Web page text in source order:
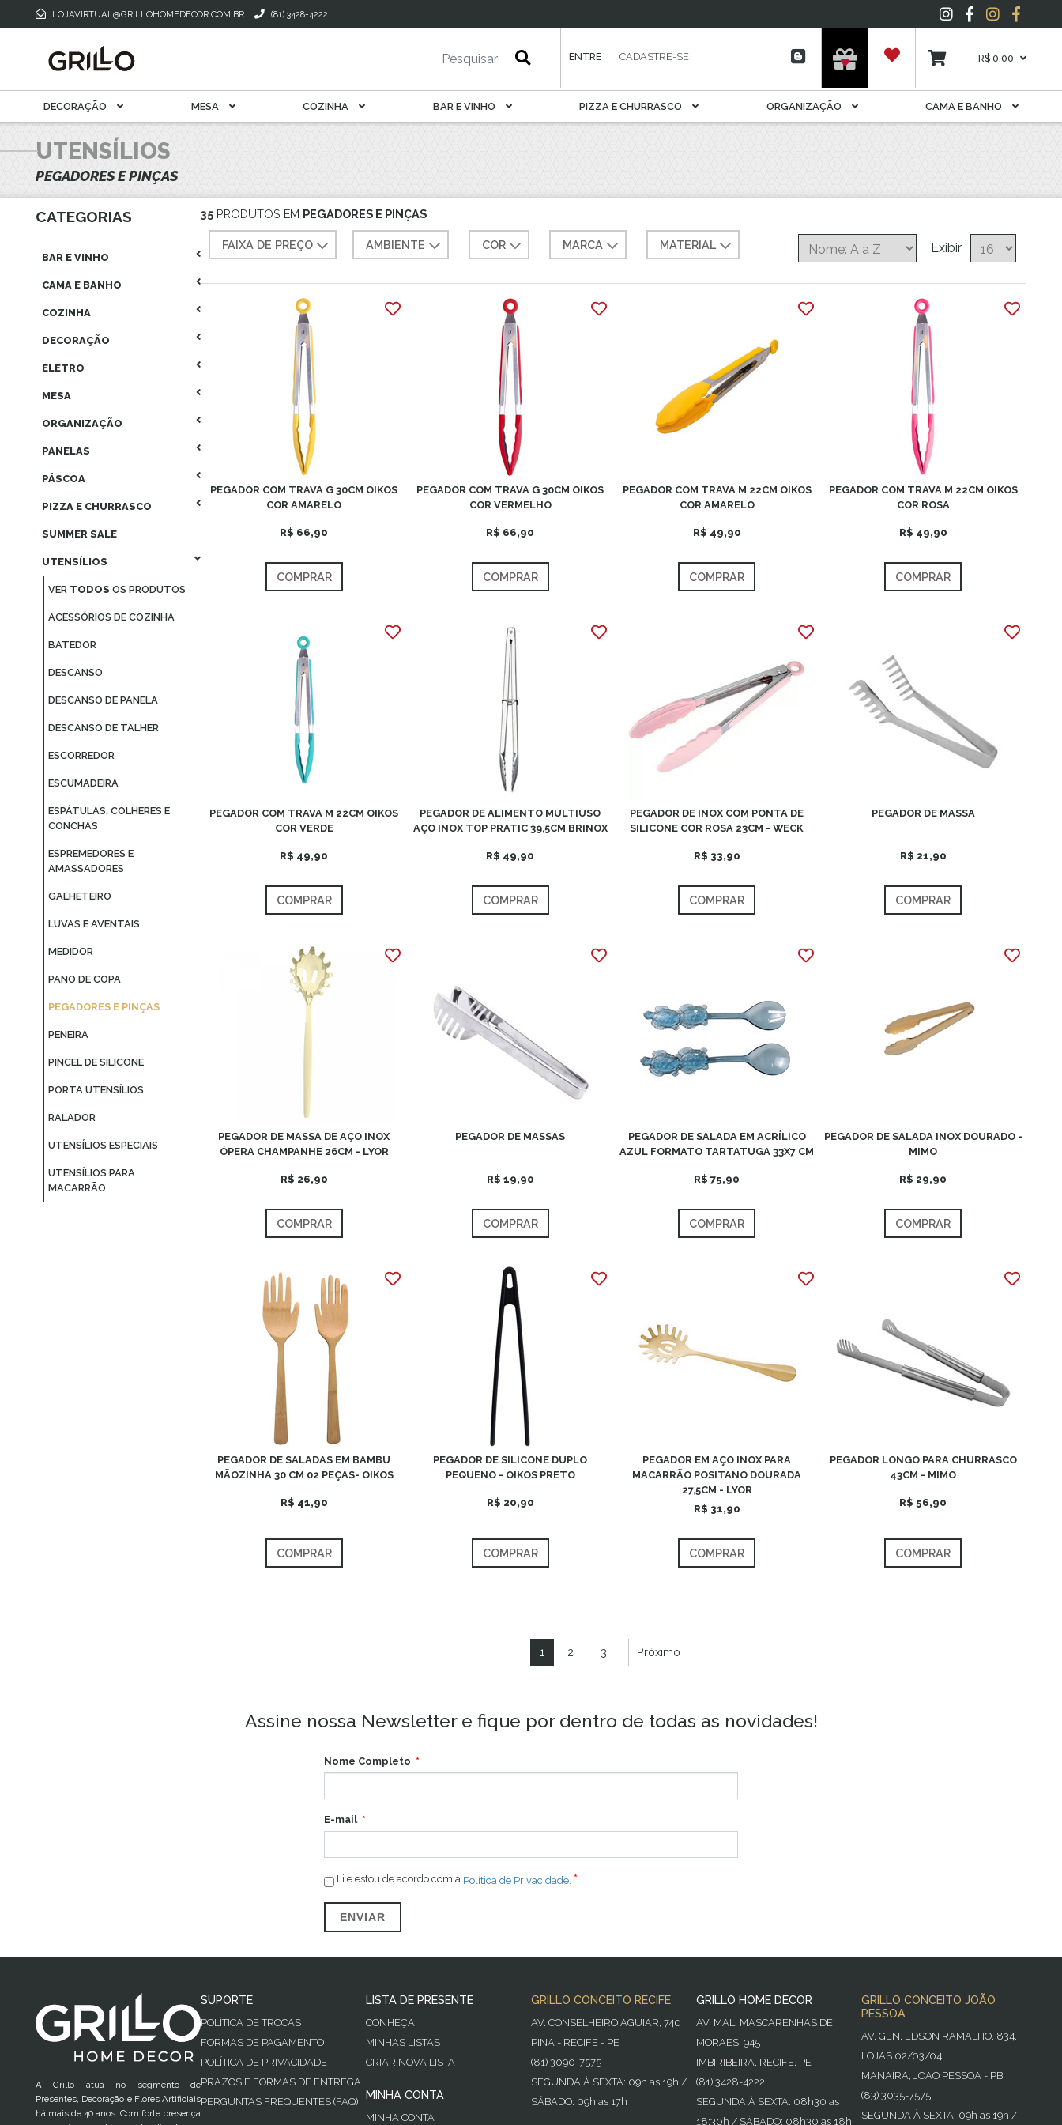
LOJAVIRTUAL@GRILLOHOMEDECOR.COM.BR (81) 3428-4222
R$ 0,00
ENTRE CADASTRE-SE
DECORAÇÃO MESA COZINHA BAR E VINHO PIZZA E CHURRASCO ORGANIZAÇÃO CAMA E BANHO
Garrafas E Licoreiras
Móveis Decorativos
Pelúcia
Suporte Para Rolhas E
Cápsulas
Tapete
Mantegueira E Meleira
Xícara Para Chá
Porta Pão E Torrada
Rechaud
Sopeira
UTENSÍLIOS
PEGADORES E PINÇAS
CATEGORIAS
BAR E VINHO
CAMA E BANHO
COZINHA
DECORAÇÃO
ELETRO
MESA
ORGANIZAÇÃO
PANELAS
PÁSCOA
PIZZA E CHURRASCO
SUMMER SALE
UTENSÍLIOS
VER TODOS OS PRODUTOS
ACESSÓRIOS DE COZINHA
BATEDOR
DESCANSO
DESCANSO DE PANELA
DESCANSO DE TALHER
ESCORREDOR
ESCUMADEIRA
ESPÁTULAS, COLHERES E
CONCHAS
ESPREMEDORES E
AMASSADORES
GALHETEIRO
LUVAS E AVENTAIS
MEDIDOR
PANO DE COPA
PEGADORES E PINÇAS
PENEIRA
PINCEL DE SILICONE
PORTA UTENSÍLIOS
RALADOR
UTENSÍLIOS ESPECIAIS
UTENSÍLIOS PARA
MACARRÃO
35 PRODUTOS EM PEGADORES E PINÇAS
FAIXA DE PREÇO AMBIENTE COR MARCA MATERIAL Exibir
PEGADOR COM TRAVA G 30CM OIKOS
COR AMARELO
R$ 66,90
COMPRAR
PEGADOR COM TRAVA G 30CM OIKOS
COR VERMELHO
R$ 66,90
COMPRAR
PEGADOR COM TRAVA M 22CM OIKOS
COR AMARELO
R$ 49,90
COMPRAR
PEGADOR COM TRAVA M 22CM OIKOS
COR ROSA
R$ 49,90
COMPRAR
PEGADOR COM TRAVA M 22CM OIKOS
COR VERDE
R$ 49,90
COMPRAR
PEGADOR DE ALIMENTO MULTIUSO
AÇO INOX TOP PRATIC 39,5CM BRINOX
R$ 49,90
COMPRAR
PEGADOR DE INOX COM PONTA DE
SILICONE COR ROSA 23CM - WECK
R$ 33,90
COMPRAR
PEGADOR DE MASSA
R$ 21,90
COMPRAR
PEGADOR DE MASSA DE AÇO INOX
ÓPERA CHAMPANHE 26CM - LYOR
R$ 26,90
COMPRAR
PEGADOR DE MASSAS
R$ 19,90
COMPRAR
PEGADOR DE SALADA EM ACRÍLICO
AZUL FORMATO TARTATUGA 33X7 CM
R$ 75,90
COMPRAR
PEGADOR DE SALADA INOX DOURADO -
MIMO
R$ 29,90
COMPRAR
PEGADOR DE SALADAS EM BAMBU
MÃOZINHA 30 CM 02 PEÇAS- OIKOS
R$ 41,90
COMPRAR
PEGADOR DE SILICONE DUPLO
PEQUENO - OIKOS PRETO
R$ 20,90
COMPRAR
PEGADOR EM AÇO INOX PARA
MACARRÃO POSITANO DOURADA
27,5CM - LYOR
R$ 31,90
COMPRAR
PEGADOR LONGO PARA CHURRASCO
43CM - MIMO
R$ 56,90
COMPRAR
1 2 3 Próximo
Assine nossa Newsletter e fique por dentro de todas as novidades!
Nome Completo
E-mail
Li e estou de acordo com a Política de Privacidade.
ENVIAR
A Grillo atua no segmento de
Presentes, Decoração e Flores Artificiais
há mais de 40 anos. Com forte presença
SUPORTE
POLÍTICA DE TROCAS
FORMAS DE PAGAMENTO
POLÍTICA DE PRIVACIDADE
PRAZOS E FORMAS DE ENTREGA
PERGUNTAS FREQUENTES (FAQ)
LISTA DE PRESENTE
CONHEÇA
MINHAS LISTAS
CRIAR NOVA LISTA
MINHA CONTA
MINHA CONTA
GRILLO CONCEITO RECIFE
AV. CONSELHEIRO AGUIAR, 740
PINA - RECIFE - PE
(81) 3090-7575
SEGUNDA À SEXTA: 09h as 19h /
SÁBADO: 09h as 17h
GRILLO HOME DECOR
AV. MAL. MASCARENHAS DE
MORAES, 945
IMBIRIBEIRA, RECIFE, PE
(81) 3428-4222
SEGUNDA À SEXTA: 08h30 as
18:30h / SÁBADO: 08h30 as 18h
GRILLO CONCEITO JOÃO
PESSOA
AV. GEN. EDSON RAMALHO, 834,
LOJAS 02/03/04
MANAÍRA, JOÃO PESSOA - PB
(83) 3035-7575
SEGUNDA À SEXTA: 09h as 19h /